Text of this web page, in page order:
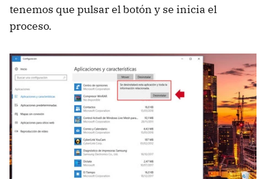
tenemos que pulsar el botón y se inicia el
proceso.